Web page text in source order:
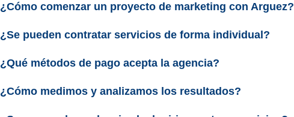
¿Cómo comenzar un proyecto de marketing con Arguez?
¿Se pueden contratar servicios de forma individual?
¿Qué métodos de pago acepta la agencia?
¿Cómo medimos y analizamos los resultados?